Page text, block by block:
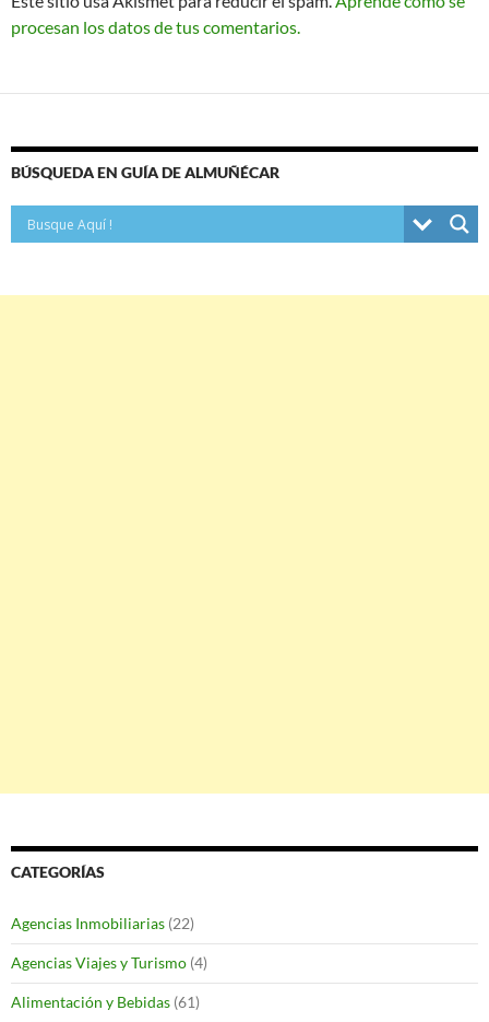
procesan los datos de tus comentarios.
BÚSQUEDA EN GUÍA DE ALMUÑÉCAR
CATEGORÍAS
Agencias Inmobiliarias (22)
Agencias Viajes y Turismo (4)
Alimentación y Bebidas (61)